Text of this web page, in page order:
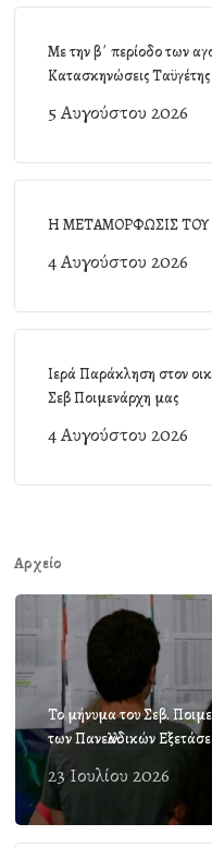
Με την β΄ περίοδο των
Κατασκηνώσεις Ταϋγέτης
5 Αυγούστου 2026
Η ΜΕΤΑΜΟΡΦΩΣΙΣ
4 Αυγούστου 2026
Ιερά Παράκληση στον
Σεβ Ποιμενάρχη μας
4 Αυγούστου 2026
Αρχείο
Το μήνυμα του Σεβ.
των Πανελλαδικών
23 Ιουλίου 2026